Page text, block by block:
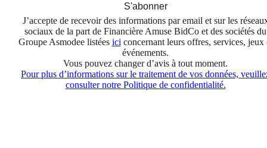
S'abonner
J’accepte de recevoir des informations par email et sur les
sociaux de la part de Financière Amuse BidCo et des sociétés du
Groupe Asmodee listées ici concernant leurs offres, services, jeux
événements.
Vous pouvez changer d’avis à tout moment.
Pour plus d’informations sur le traitement de vos données,
consulter notre Politique de confidentialité.